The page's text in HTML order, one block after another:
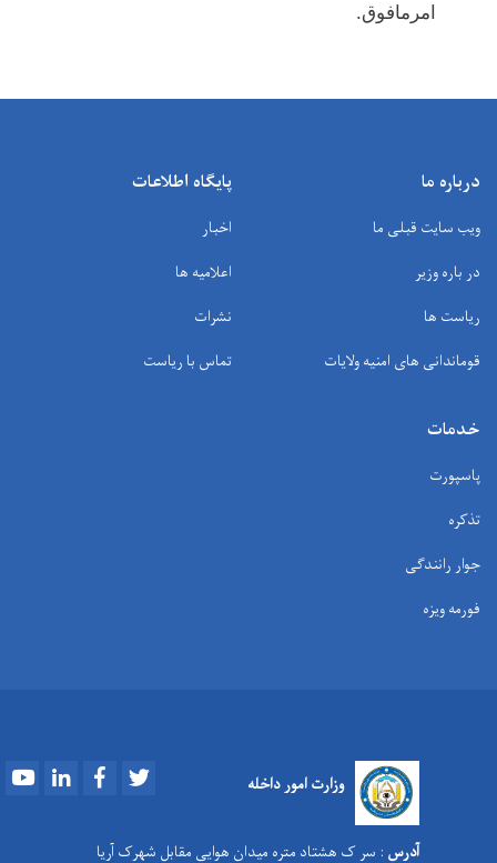
امرمافوق.
درباره ما
ویب سایت قبلی ما
در باره وزیر
ریاست ها
قوماندانی های امنیه ولایات
پایگاه اطلاعات
اخبار
اعلامیه ها
نشرات
تماس با ریاست
خدمات
پاسپورت
تذکره
جوار رانندگی
فورمه ویزه
وزارت امور داخله YoutubeLinkedInFacebook
آدرس : سر ک هشتاد متره میدان هوایی مقابل شهرک آریا